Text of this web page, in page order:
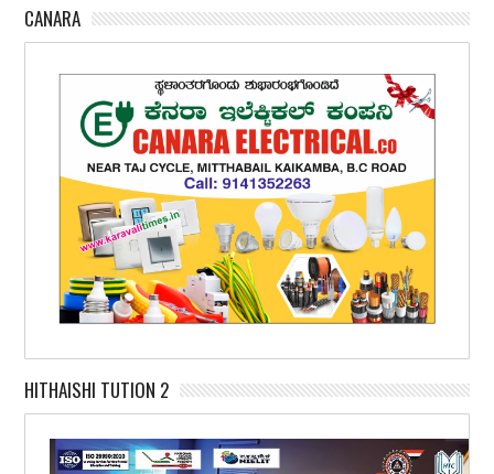
CANARA
HITHAISHI TUTION 2